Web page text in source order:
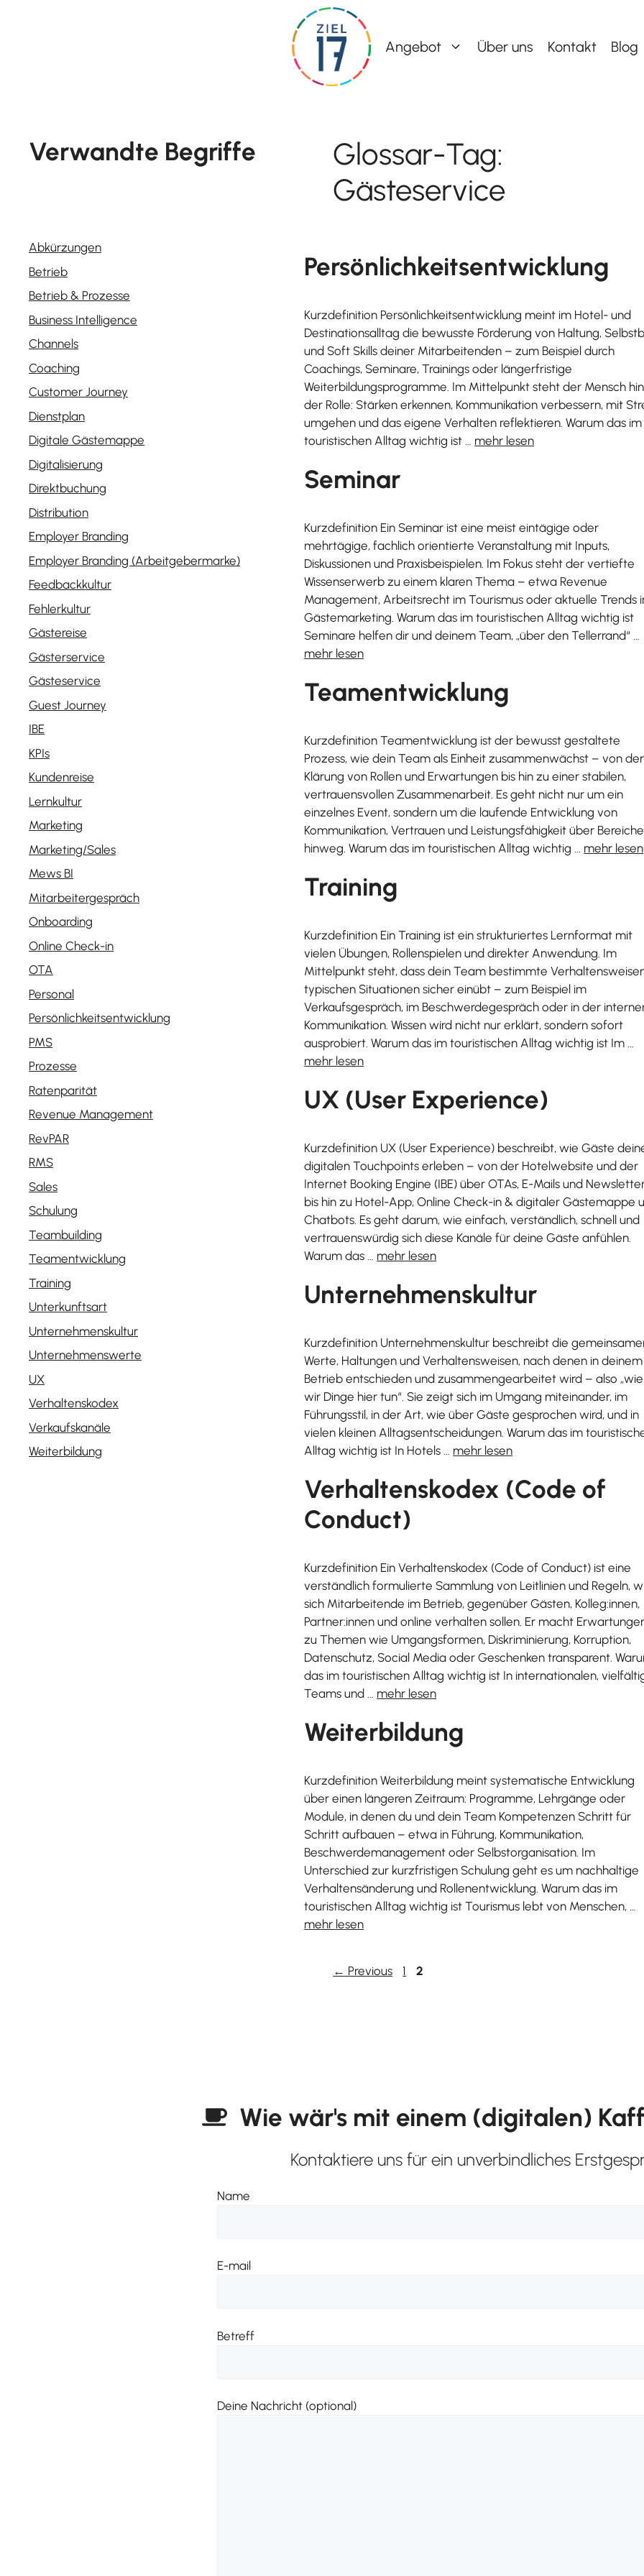
Angebot Über uns Kontakt Blog
Glossar-Tag:
Gästeservice
Persönlichkeitsentwicklung
Kurzdefinition Persönlichkeitsentwicklung meint im Hotel- und
Destinationsalltag die bewusste Förderung von Haltung,
und Soft Skills deiner Mitarbeitenden – zum Beispiel durch
Coachings, Seminare, Trainings oder längerfristige
Weiterbildungsprogramme. Im Mittelpunkt steht der Mensch
der Rolle: Stärken erkennen, Kommunikation verbessern, mit
umgehen und das eigene Verhalten reflektieren. Warum das im
touristischen Alltag wichtig ist … mehr lesen
Seminar
Kurzdefinition Ein Seminar ist eine meist eintägige oder
mehrtägige, fachlich orientierte Veranstaltung mit Inputs,
Diskussionen und Praxisbeispielen. Im Fokus steht der vertiefte
Wissenserwerb zu einem klaren Thema – etwa Revenue
Management, Arbeitsrecht im Tourismus oder aktuelle Trends
Gästemarketing. Warum das im touristischen Alltag wichtig ist
Seminare helfen dir und deinem Team, „über den Tellerrand“ …
mehr lesen
Teamentwicklung
Kurzdefinition Teamentwicklung ist der bewusst gestaltete
Prozess, wie dein Team als Einheit zusammenwächst – von der
Klärung von Rollen und Erwartungen bis hin zu einer stabilen,
vertrauensvollen Zusammenarbeit. Es geht nicht nur um ein
einzelnes Event, sondern um die laufende Entwicklung von
Kommunikation, Vertrauen und Leistungsfähigkeit über Bereiche
hinweg. Warum das im touristischen Alltag wichtig … mehr lesen
Training
Kurzdefinition Ein Training ist ein strukturiertes Lernformat mit
vielen Übungen, Rollenspielen und direkter Anwendung. Im
Mittelpunkt steht, dass dein Team bestimmte
typischen Situationen sicher einübt – zum Beispiel im
Verkaufsgespräch, im Beschwerdegespräch oder in der
Kommunikation. Wissen wird nicht nur erklärt, sondern sofort
ausprobiert. Warum das im touristischen Alltag wichtig ist Im …
mehr lesen
UX (User Experience)
Kurzdefinition UX (User Experience) beschreibt, wie Gäste
digitalen Touchpoints erleben – von der Hotelwebsite und der
Internet Booking Engine (IBE) über OTAs, E-Mails und
bis hin zu Hotel-App, Online Check-in & digitaler Gästemappe
Chatbots. Es geht darum, wie einfach, verständlich, schnell und
vertrauenswürdig sich diese Kanäle für deine Gäste anfühlen.
Warum das … mehr lesen
Unternehmenskultur
Kurzdefinition Unternehmenskultur beschreibt die
Werte, Haltungen und Verhaltensweisen, nach denen in deinem
Betrieb entschieden und zusammengearbeitet wird – also „wie
wir Dinge hier tun“. Sie zeigt sich im Umgang miteinander, im
Führungsstil, in der Art, wie über Gäste gesprochen wird, und in
vielen kleinen Alltagsentscheidungen. Warum das im
Alltag wichtig ist In Hotels … mehr lesen
Verhaltenskodex (Code of
Conduct)
Kurzdefinition Ein Verhaltenskodex (Code of Conduct) ist eine
verständlich formulierte Sammlung von Leitlinien und Regeln,
sich Mitarbeitende im Betrieb, gegenüber Gästen, Kolleg:innen,
Partner:innen und online verhalten sollen. Er macht
zu Themen wie Umgangsformen, Diskriminierung, Korruption,
Datenschutz, Social Media oder Geschenken transparent.
das im touristischen Alltag wichtig ist In internationalen,
Teams und … mehr lesen
Weiterbildung
Kurzdefinition Weiterbildung meint systematische Entwicklung
über einen längeren Zeitraum: Programme, Lehrgänge oder
Module, in denen du und dein Team Kompetenzen Schritt für
Schritt aufbauen – etwa in Führung, Kommunikation,
Beschwerdemanagement oder Selbstorganisation. Im
Unterschied zur kurzfristigen Schulung geht es um nachhaltige
Verhaltensänderung und Rollenentwicklung. Warum das im
touristischen Alltag wichtig ist Tourismus lebt von Menschen, …
mehr lesen
← Previous Page
1 Page
2
Verwandte Begriffe
Abkürzungen
Betrieb
Betrieb & Prozesse
Business Intelligence
Channels
Coaching
Customer Journey
Dienstplan
Digitale Gästemappe
Digitalisierung
Direktbuchung
Distribution
Employer Branding
Employer Branding (Arbeitgebermarke)
Feedbackkultur
Fehlerkultur
Gästereise
Gästerservice
Gästeservice
Guest Journey
IBE
KPIs
Kundenreise
Lernkultur
Marketing
Marketing/Sales
Mews BI
Mitarbeitergespräch
Onboarding
Online Check-in
OTA
Personal
Persönlichkeitsentwicklung
PMS
Prozesse
Ratenparität
Revenue Management
RevPAR
RMS
Sales
Schulung
Teambuilding
Teamentwicklung
Training
Unterkunftsart
Unternehmenskultur
Unternehmenswerte
UX
Verhaltenskodex
Verkaufskanäle
Weiterbildung
Wie wär's mit einem (digitalen)
Kontaktiere uns für ein unverbindliches
Name
E-mail
Betreff
Deine Nachricht (optional)